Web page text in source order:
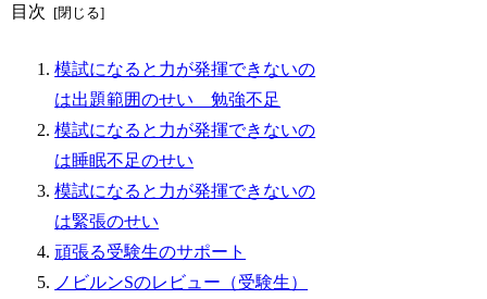
目次
模試になると力が発揮できないの
は出題範囲のせい 勉強不足
模試になると力が発揮できないの
は睡眠不足のせい
模試になると力が発揮できないの
は緊張のせい
頑張る受験生のサポート
ノビルンSのレビュー（受験生）